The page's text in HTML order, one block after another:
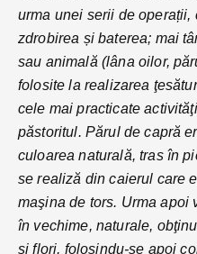
urma unei serii de operații,
zdrobirea și baterea; mai
sau animală (lâna oilor,
folosite la realizarea
cele mai practicate
păstoritul. Părul de capră
culoarea naturală, tras în
se realiză din caierul care
maşina de tors. Urma apoi
în vechime, naturale,
şi flori, folosindu-se apoi